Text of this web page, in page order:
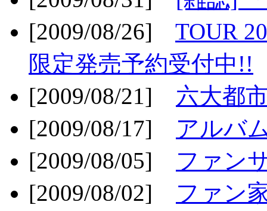
[2009/08/26] TOUR
限定発売予約受付中!!
[2009/08/21] 六大都
[2009/08/17] アルバ
[2009/08/05] ファン
[2009/08/02] ファン